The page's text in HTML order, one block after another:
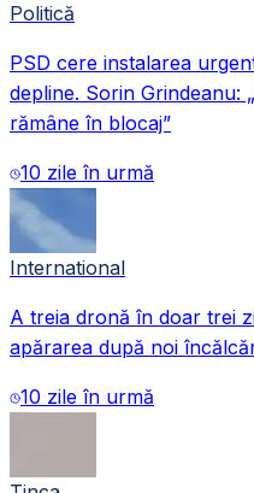
Politică
PSD cere instalarea
depline. Sorin Grindeanu:
rămâne în blocaj”
10 zile în urmă
International
A treia dronă în doar trei
apărarea după noi
10 zile în urmă